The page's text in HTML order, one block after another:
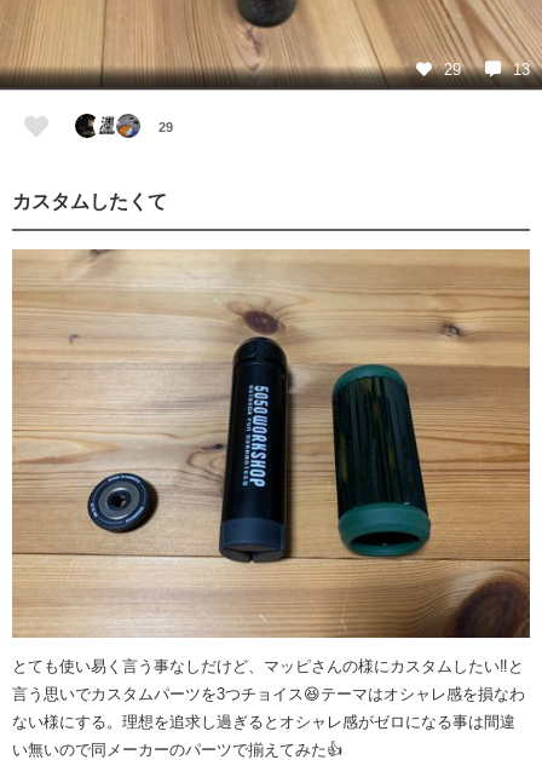
29 13
29
カスタムしたくて
とても使い易く言う事なしだけど、マッピさんの様にカスタムしたい‼︎と
言う思いでカスタムパーツを3つチョイス😆テーマはオシャレ感を損なわ
ない様にする。理想を追求し過ぎるとオシャレ感がゼロになる事は間違
い無いので同メーカーのパーツで揃えてみた👍